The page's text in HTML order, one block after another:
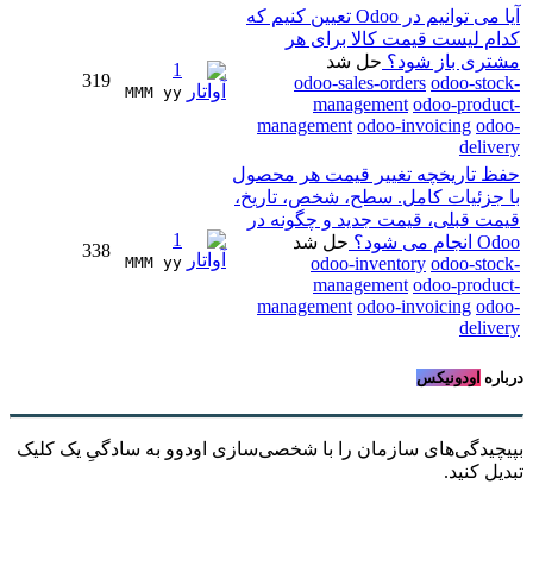
آیا می توانیم در Odoo تعیین کنیم که
کدام لیست قیمت کالا برای هر
مشتری باز شود؟ حل شد
odoo-sales-orders odoo-stock-
management odoo-product-
management odoo-invoicing odoo-
delivery
1
MMM yy
319
حفظ تاریخچه تغییر قیمت هر محصول
با جزئیات کامل. سطح، شخص، تاریخ،
قیمت قبلی، قیمت جدید و چگونه در
Odoo انجام می شود؟
حل شد
odoo-inventory odoo-stock-
management odoo-product-
management odoo-invoicing odoo-
delivery
1
MMM yy
338
درباره اودونیکس
بپیچیدگی‌های سازمان را با شخصی‌سازی اودوو به سادگیِ یک کلیک
تبدیل کنید.